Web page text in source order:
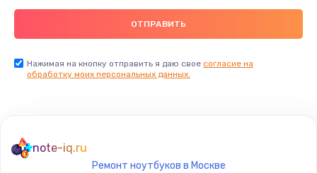
Нажимая на кнопку отправить я даю свое согласие на
обработку моих персональных данных.
note-iq.ru
Ремонт ноутбуков в Москве